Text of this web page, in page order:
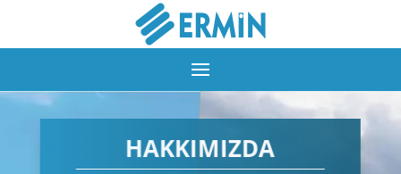
HAKKIMIZDA